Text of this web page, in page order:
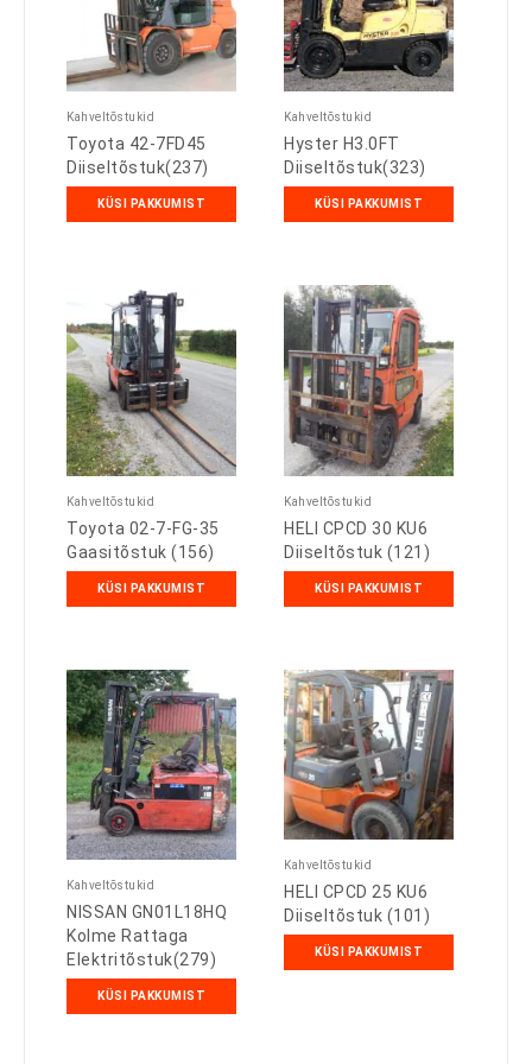
Kahveltõstukid
Toyota 42-7FD45
Diiseltõstuk(237)
KÜSI PAKKUMIST
Kahveltõstukid
Hyster H3.0FT
Diiseltõstuk(323)
KÜSI PAKKUMIST
Kahveltõstukid
Toyota 02-7-FG-35
Gaasitõstuk (156)
KÜSI PAKKUMIST
Kahveltõstukid
HELI CPCD 30 KU6
Diiseltõstuk (121)
KÜSI PAKKUMIST
Kahveltõstukid
NISSAN GN01L18HQ
Kolme Rattaga
Elektritõstuk(279)
KÜSI PAKKUMIST
Kahveltõstukid
HELI CPCD 25 KU6
Diiseltõstuk (101)
KÜSI PAKKUMIST